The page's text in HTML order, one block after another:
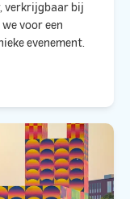
verkrijgbaar bij
voor een
evenement.​